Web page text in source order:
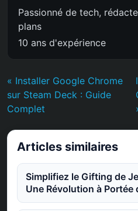
Passionné de tech,
plans
10 ans d'expérience
« Installer Google Chrome
sur Steam Deck : Guide
Complet
Articles similaires
Simplifiez le Gifting de
Une Révolution à Portée